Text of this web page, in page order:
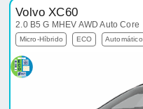
Volvo XC60
2.0 B5 G MHEV AWD Auto Core
Micro-Híbrido ECO Automático